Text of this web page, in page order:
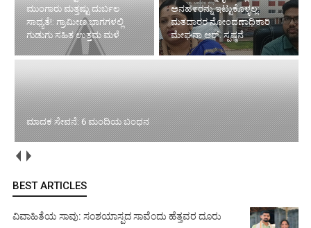
ಮುಂಗಾರು ಮತ್ತಷ್ಟು ದುರ್ಬಲ
ಸಾಧ್ಯತೆ!: ಗ್ರಾಮೀಣ ಭಾಗಗಳಲ್ಲಿ
ಗುಡುಗು ಸಹಿತ ಉತ್ತಮ ಮಳೆ
ಅನಹ೯ರನ್ನು ಇಟ್ಟುಕೊಳ್ಳಲ್ಲ:
ಮತದಾರರ ನೋಂದಣಾಧಿಕಾರಿ
ಮೇಘನಾ ಆರ್. ಸ್ಪಷ್ಠನೆ
ಮಾದಕ ಸೇವನೆ: 6 ಮಂದಿಯ ಬಂಧನ
BEST ARTICLES
ವಿವಾಹಿತೆಯ ಸಾವು: ಸಂಶಯಾಸ್ಪದ ಸಾವೆಂದು ಹೆತ್ತವರ ದೂರು